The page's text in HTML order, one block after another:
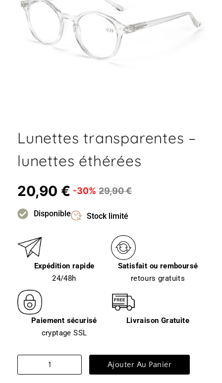
Lunettes transparentes –
lunettes éthérées
20,90 € -30% 29,90€
Disponible Stock limité
Expédition rapide
24/48h
Satisfait ou remboursé
retours gratuits
Paiement sécurisé
cryptage SSL
Livraison Gratuite
quantité
Ajouter Au Panier